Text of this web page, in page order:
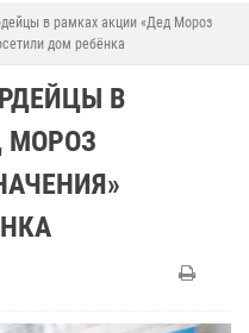
в рамках акции «Дед Мороз
дом ребёнка
В
МОРОЗ